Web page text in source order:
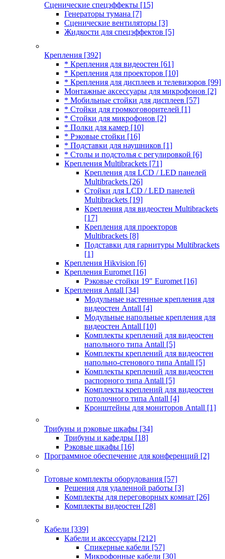
Сценические спецэффекты [15]
Генераторы тумана [7]
Сценические вентиляторы [3]
Жидкости для спецэффектов [5]
Крепления [392]
* Крепления для видеостен [61]
* Крепления для проекторов [10]
* Крепления для дисплеев и телевизоров [99]
Монтажные аксессуары для микрофонов [2]
* Мобильные стойки для дисплеев [57]
* Стойки для громкоговорителей [1]
* Стойки для микрофонов [2]
* Полки для камер [10]
* Рэковые стойки [16]
* Подставки для наушников [1]
* Столы и подстолья с регулировкой [6]
Крепления Multibrackets [71]
Крепления для LCD / LED панелей
Multibrackets [26]
Стойки для LCD / LED панелей
Multibrackets [19]
Крепления для видеостен Multibrackets
[17]
Крепления для проекторов
Multibrackets [8]
Подставки для гарнитуры Multibrackets
[1]
Крепления Hikvision [6]
Крепления Euromet [16]
Рэковые стойки 19" Euromet [16]
Крепления Antall [34]
Модульные настенные крепления для
видеостен Antall [4]
Модульные напольные крепления для
видеостен Antall [10]
Комплекты креплений для видеостен
напольного типа Antall [5]
Комплекты креплений для видеостен
напольно-стенового типа Antall [5]
Комплекты креплений для видеостен
распорного типа Antall [5]
Комплекты креплений для видеостен
потолочного типа Antall [4]
Кронштейны для мониторов Antall [1]
Трибуны и рэковые шкафы [34]
Трибуны и кафедры [18]
Рэковые шкафы [16]
Программное обеспечение для конференций [2]
Готовые комплекты оборудования [57]
Решения для удаленной работы [3]
Комплекты для переговорных комнат [26]
Комплекты видеостен [28]
Кабели [339]
Кабели и аксессуары [212]
Спикерные кабели [57]
Микрофонные кабели [30]